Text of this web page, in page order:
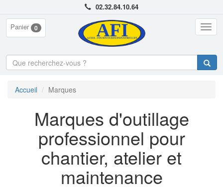
02.32.84.10.64
Panier 0
Accueil Marques
Marques d'outillage
professionnel pour
chantier, atelier et
maintenance